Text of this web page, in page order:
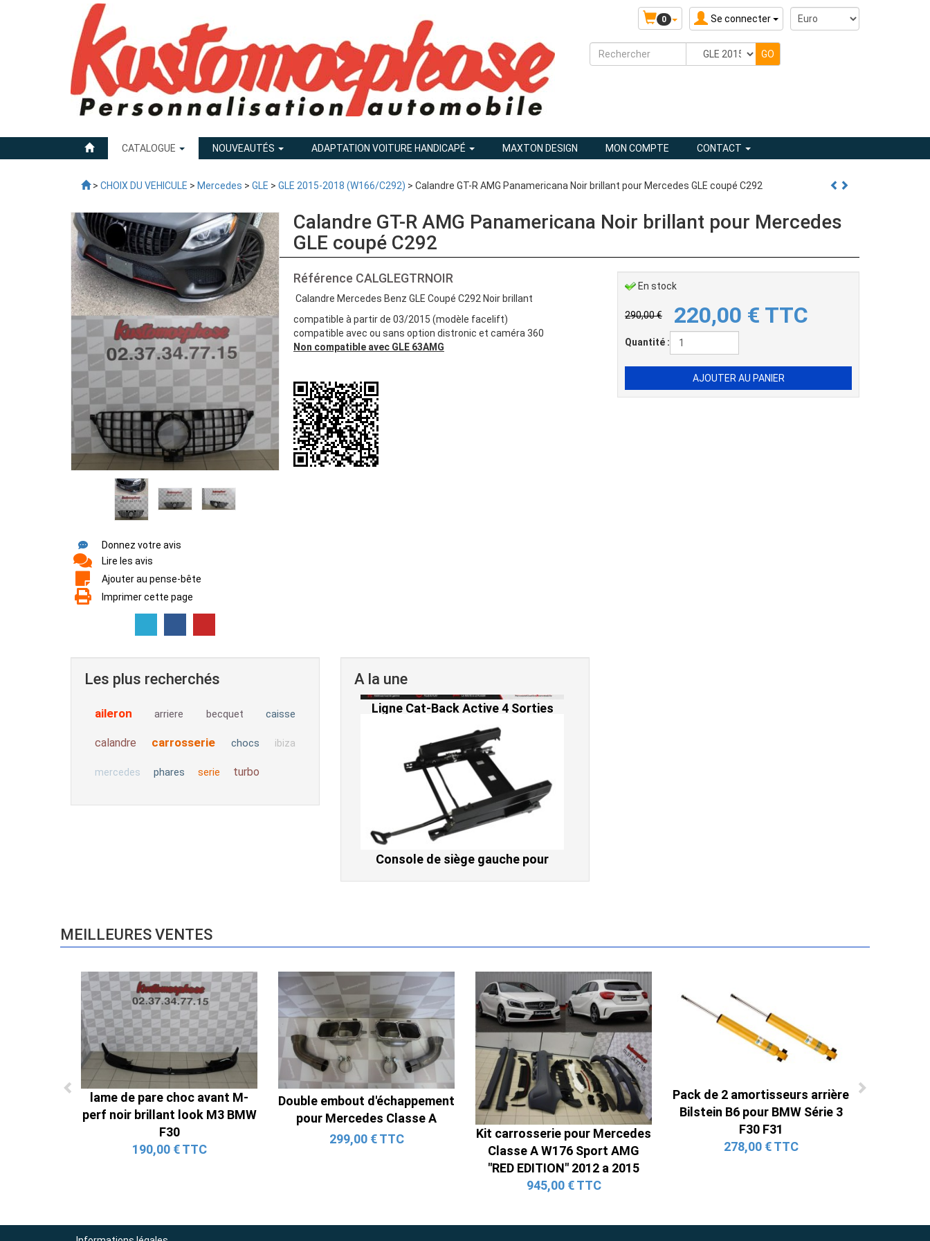
Se connecter
0
CATALOGUE NOUVEAUTÉS ADAPTATION VOITURE HANDICAPÉ MAXTON DESIGN MON COMPTE CONTACT
> CHOIX DU VEHICULE > Mercedes > GLE > GLE 2015-2018 (W166/C292) > Calandre GT-R AMG Panamericana Noir brillant pour Mercedes GLE coupé C292
Donnez votre avis
Lire les avis
Ajouter au pense-bête
Imprimer cette page
Calandre GT-R AMG Panamericana Noir brillant pour Mercedes
GLE coupé C292
En stock
290,00 € 220,00 € TTC
Quantité :
Référence CALGLEGTRNOIR
Calandre Mercedes Benz GLE Coupé C292 Noir brillant
compatible à partir de 03/2015 (modèle facelift)
compatible avec ou sans option distronic et caméra 360
Non compatible avec GLE 63AMG
Les plus recherchés
aileron arriere becquet caisse
calandre carrosserie chocs ibiza
mercedes phares serie turbo
A la une
Ligne Cat-Back Active 4 Sorties
avec Tube en H pour Ford Mustang
GT & V6 (2015-2023)
2 690,00 € TTC
Console de siège gauche pour
BMW Série 3 E46 (hors Cabriolet et
MEILLEURES VENTES
lame de pare choc avant M-
perf noir brillant look M3 BMW
F30
190,00 € TTC
Double embout d'échappement
pour Mercedes Classe A
299,00 € TTC
Kit carrosserie pour Mercedes
Classe A W176 Sport AMG
"RED EDITION" 2012 a 2015
945,00 € TTC
Pack de 2 amortisseurs arrière
Bilstein B6 pour BMW Série 3
F30 F31
278,00 € TTC